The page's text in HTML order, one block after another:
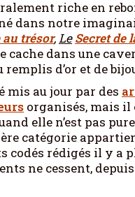
riche en
dans notre
au trésor,Le Secret de
cache dans une
d’or et de
mis au jour par des
organisés, mais il
elle n’est pas
catégorie
rédigés il y a
ne cessent,